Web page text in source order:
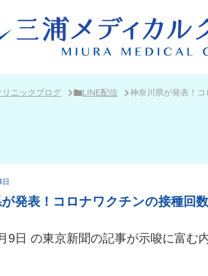
リニックブログ LINE配信 神奈川県が発表！コ
発表！コロナワクチンの接種回
9日 の東京新聞の記事が示唆に富む